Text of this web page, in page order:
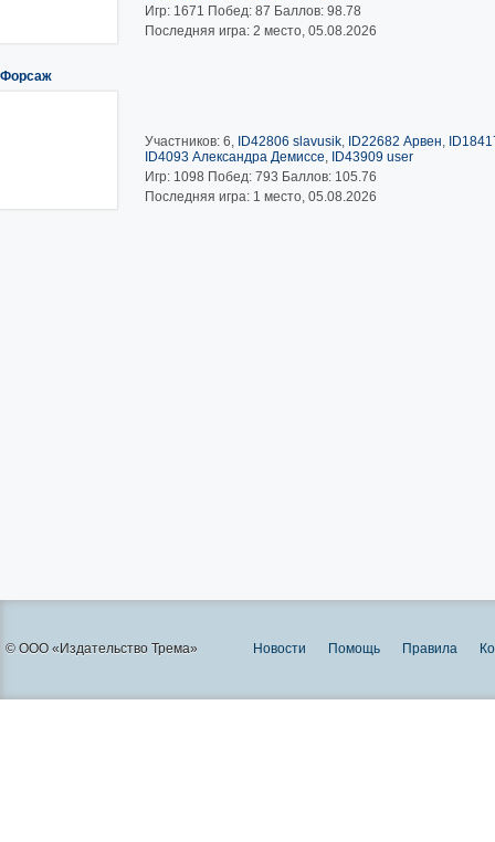
Игр: 1671 Побед: 87 Баллов: 98.78
Последняя игра: 2 место, 05.08.2026
Форсаж
Участников: 6, ID42806 slavusik, ID22682 Арвен,
ID4093 Александра Демиссе, ID43909 user
Игр: 1098 Побед: 793 Баллов: 105.76
Последняя игра: 1 место, 05.08.2026
© ООО «Издательство Трема» Новости Помощь Правила